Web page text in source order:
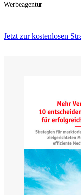
Werbeagentur
Jetzt zur kostenlosen